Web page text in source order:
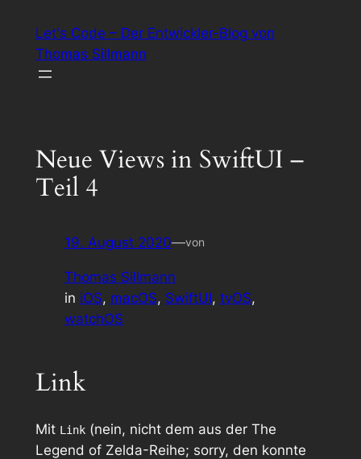
Inhalt
springen
Let's Code – Der Entwickler-Blog von
Thomas Sillmann
Neue Views in SwiftUI –
Teil 4
19. August 2020—von
Thomas Sillmann
in iOS, macOS, SwiftUI, tvOS
watchOS
Link
Mit Link(nein, nicht dem aus der The
Legend of Zelda-Reihe; sorry, den konnte